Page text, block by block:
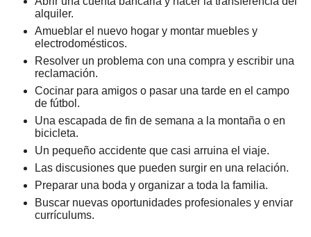
alquiler.
Amueblar el nuevo hogar y montar muebles y
electrodomésticos.
Resolver un problema con una compra y escribir una
reclamación.
Cocinar para amigos o pasar una tarde en el campo
de fútbol.
Una escapada de fin de semana a la montaña o en
bicicleta.
Un pequeño accidente que casi arruina el viaje.
Las discusiones que pueden surgir en una relación.
Preparar una boda y organizar a toda la familia.
Buscar nuevas oportunidades profesionales y enviar
currículums.